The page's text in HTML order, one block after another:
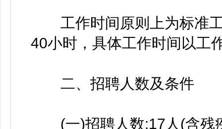
工作时间原则上为标准工
40小时，具体工作时间以工
二、招聘人数及条件
(一)招聘人数:17人(含残